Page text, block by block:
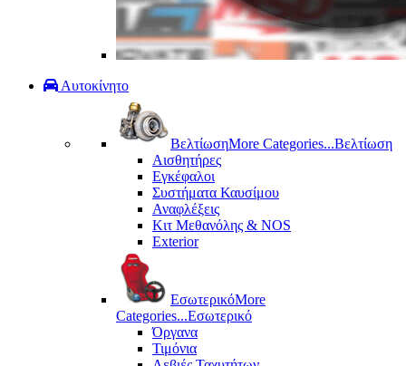
Αυτοκίνητο
ΒελτίωσηMore Categories...Βελτίωση
Αισθητήρες
Εγκέφαλοι
Συστήματα Καυσίμου
Αναφλέξεις
Κιτ Μεθανόλης & ΝΟS
Exterior
ΕσωτερικόMore
Categories...Εσωτερικό
Όργανα
Τιμόνια